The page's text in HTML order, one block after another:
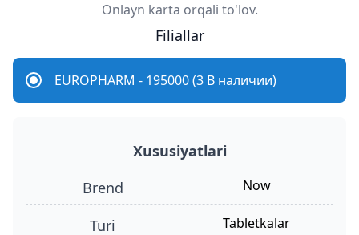
Onlayn karta orqali to'lov.
Filiallar
EUROPHARM - 195000 (3 В наличии)
Xususiyatlari
Brend
Now
turi tabletkalar